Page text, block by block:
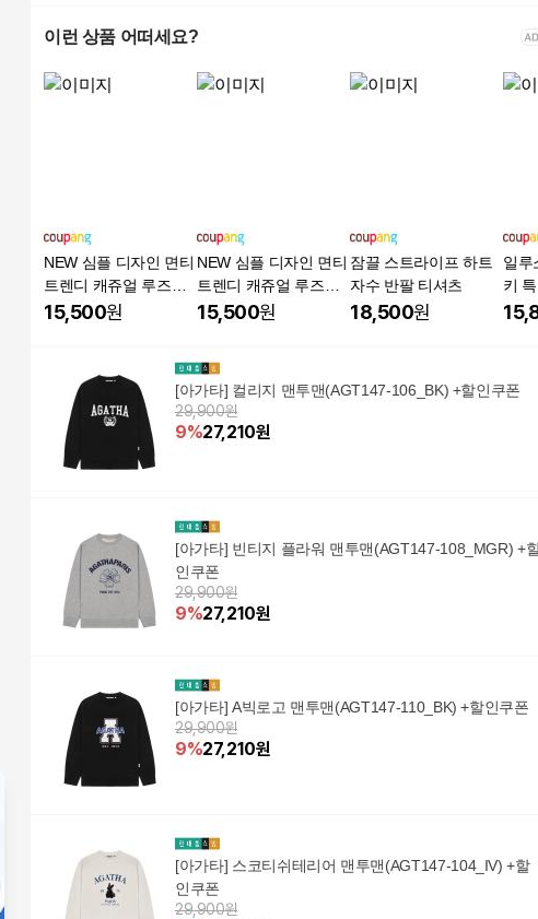
이런 상품 어떠세요?
NEW 심플 디자인 면티
트렌디 캐쥬얼 루즈핏
빅사이즈 1+1
15,500원
NEW 심플 디자인 면티
트렌디 캐쥬얼 루즈핏
빅사이즈 1+1
15,500원
잠끌 스트라이프 하트
자수 반팔 티셔츠
18,500원
일루
키
[아가타] 컬리지 맨투맨(AGT147-106_BK) +할인쿠폰
29,900원
9%27,210원
[아가타] 빈티지 플라워 맨투맨(AGT147-108_MGR) +
인쿠폰
29,900원
9%27,210원
[아가타] A빅로고 맨투맨(AGT147-110_BK) +할인쿠폰
29,900원
9%27,210원
[아가타] 스코티쉬테리어 맨투맨(AGT147-104_IV) +할
인쿠폰
29,900원